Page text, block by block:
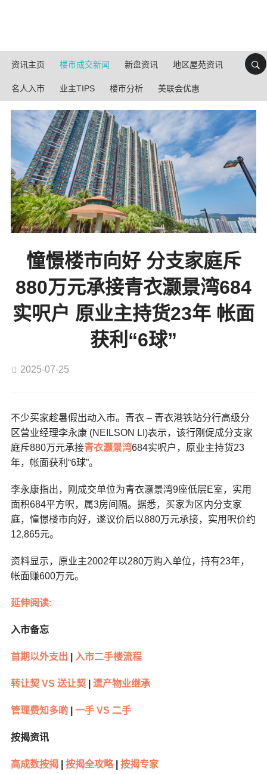
资讯主页 楼市成交新闻 新盘资讯 地区屋苑资讯
名人入市 业主TIPS 楼市分析 美联会优惠
憧憬楼市向好 分支家庭斥
880万元承接青衣灏景湾684
实呎户 原业主持货23年 帐面
获利“6球”
2025-07-25
不少买家趁暑假出动入市。青衣 – 青衣港铁站分行高级分
区营业经理李永康 (NEILSON LI)表示，该行刚促成分支家
庭斥880万元承接青衣灏景湾684实呎户，原业主持货23
年，帐面获利“6球”。
李永康指出，刚成交单位为青衣灏景湾9座低层E室，实用
面积684平方呎，属3房间隔。据悉，买家为区内分支家
庭，憧憬楼市向好，遂议价后以880万元承接，实用呎价约
12,865元。
资料显示，原业主2002年以280万购入单位，持有23年，
帐面赚600万元。
延伸阅读:
入市备忘
首期以外支出 入市二手楼流程
转让契 VS 送让契| 遗产物业继承
管理费知多啲| 一手 VS 二手
按揭资讯
高成数按揭| 按揭全攻略| 按揭专家